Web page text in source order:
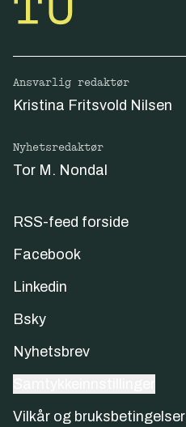
Ansvarlig redaktør
Kristina Fritsvold Nilsen
Nyhetsredaktør
Tor M. Nondal
RSS-feed forside
Facebook
Linkedin
Bsky
Nyhetsbrev
Vilkår og bruksbetingelser